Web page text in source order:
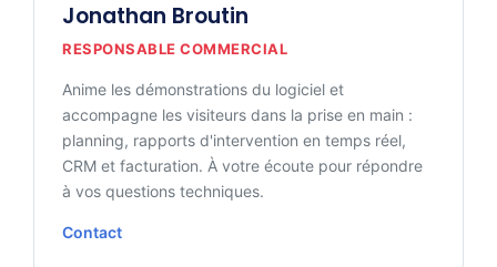
Jonathan Broutin
RESPONSABLE COMMERCIAL
Anime les démonstrations du logiciel et
accompagne les visiteurs dans la prise en main :
planning, rapports d'intervention en temps réel,
CRM et facturation. À votre écoute pour répondre
à vos questions techniques.
Contact